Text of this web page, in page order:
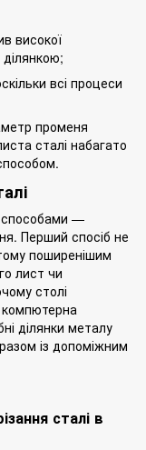
високої
всі процеси
променя
сталі набагато
способами —
Перший спосіб не
поширенішим
лист чи
столі
ділянки металу
із допоміжним
сталі в